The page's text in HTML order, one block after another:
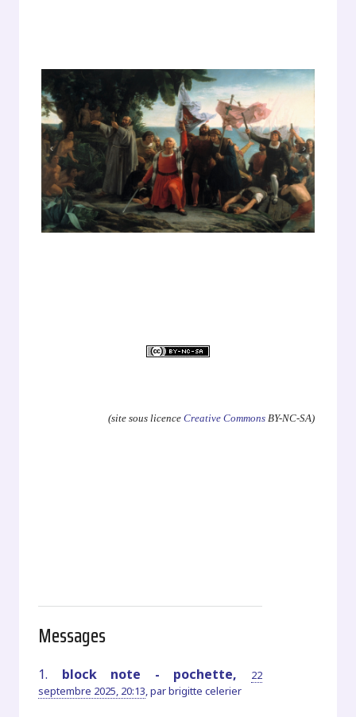
(site sous licence Creative CommonsBY-NC-SA)
Messages
1. block note - pochette,
22
septembre 2025, 20:13,parbrigitte celerier